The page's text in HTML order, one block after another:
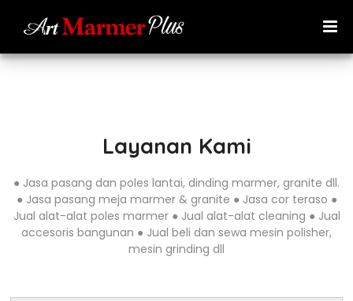
Layanan Kami
● Jasa pasang dan poles lantai, dinding marmer, granite dll.
● Jasa pasang meja marmer & granite ● Jasa cor teraso ●
Jual alat-alat poles marmer ● Jual alat-alat cleaning ● Jual
accesoris bangunan ● Jual beli dan sewa mesin polisher,
mesin grinding dll